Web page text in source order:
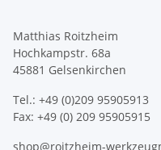
Matthias Roitzheim
Hochkampstr. 68a
45881 Gelsenkirchen
Tel.: +49 (0)209 95905913
Fax: +49 (0) 209 95905915
shop@roitzheim-